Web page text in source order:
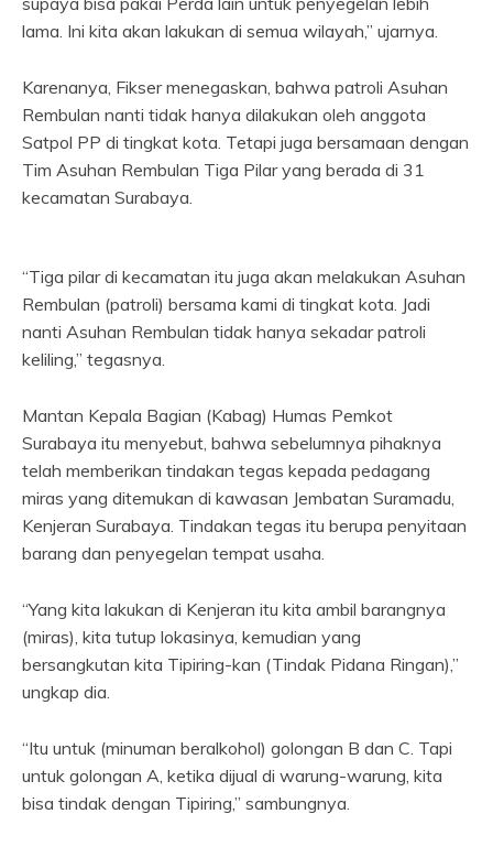
lama. Ini kita akan lakukan di semua wilayah,” ujarnya.
Karenanya, Fikser menegaskan, bahwa patroli Asuhan
Rembulan nanti tidak hanya dilakukan oleh anggota
Satpol PP di tingkat kota. Tetapi juga bersamaan dengan
Tim Asuhan Rembulan Tiga Pilar yang berada di 31
kecamatan Surabaya.
“Tiga pilar di kecamatan itu juga akan melakukan Asuhan
Rembulan (patroli) bersama kami di tingkat kota. Jadi
nanti Asuhan Rembulan tidak hanya sekadar patroli
keliling,” tegasnya.
Mantan Kepala Bagian (Kabag) Humas Pemkot
Surabaya itu menyebut, bahwa sebelumnya pihaknya
telah memberikan tindakan tegas kepada pedagang
miras yang ditemukan di kawasan Jembatan Suramadu,
Kenjeran Surabaya. Tindakan tegas itu berupa penyitaan
barang dan penyegelan tempat usaha.
“Yang kita lakukan di Kenjeran itu kita ambil barangnya
(miras), kita tutup lokasinya, kemudian yang
bersangkutan kita Tipiring-kan (Tindak Pidana Ringan),”
ungkap dia.
“Itu untuk (minuman beralkohol) golongan B dan C. Tapi
untuk golongan A, ketika dijual di warung-warung, kita
bisa tindak dengan Tipiring,” sambungnya.